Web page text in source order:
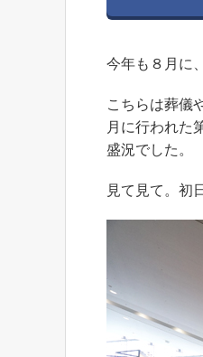
今年も８月に
こちらは葬儀
月に行われた
盛況でした。
見て見て。初